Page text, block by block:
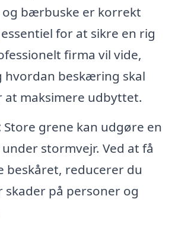
bærbuske er korrekt
for at sikre en rig
firma vil vide,
hvordan beskæring skal
at maksimere udbyttet.
Store grene kan udgøre en
stormvejr. Ved at få
beskåret, reducerer du
skader på personer og